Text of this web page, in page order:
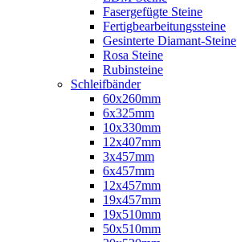
Fasergefügte Steine
Fertigbearbeitungssteine
Gesinterte Diamant-Steine
Rosa Steine
Rubinsteine
Schleifbänder
60x260mm
6x325mm
10x330mm
12x407mm
3x457mm
6x457mm
12x457mm
19x457mm
19x510mm
50x510mm